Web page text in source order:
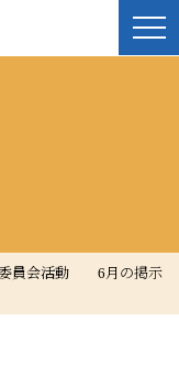
員会活動 6月の掲示